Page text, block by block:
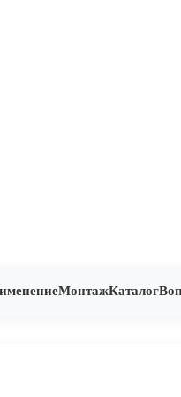
МонтажКаталог